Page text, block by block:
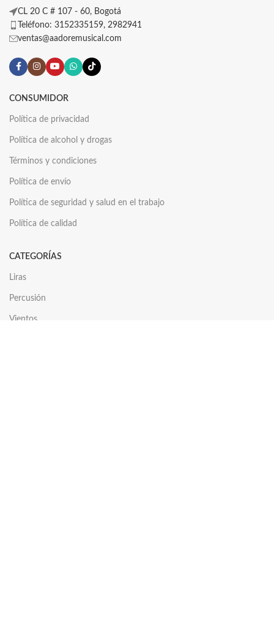
CL 20 C # 107 - 60, Bogotá
Teléfono: 3152335159, 2982941
ventas@aadoremusical.com
CONSUMIDOR
Política de privacidad
Política de alcohol y drogas
Términos y condiciones
Política de envío
Política de seguridad y salud en el trabajo
Política de calidad
CATEGORÍAS
Liras
Percusión
Vientos